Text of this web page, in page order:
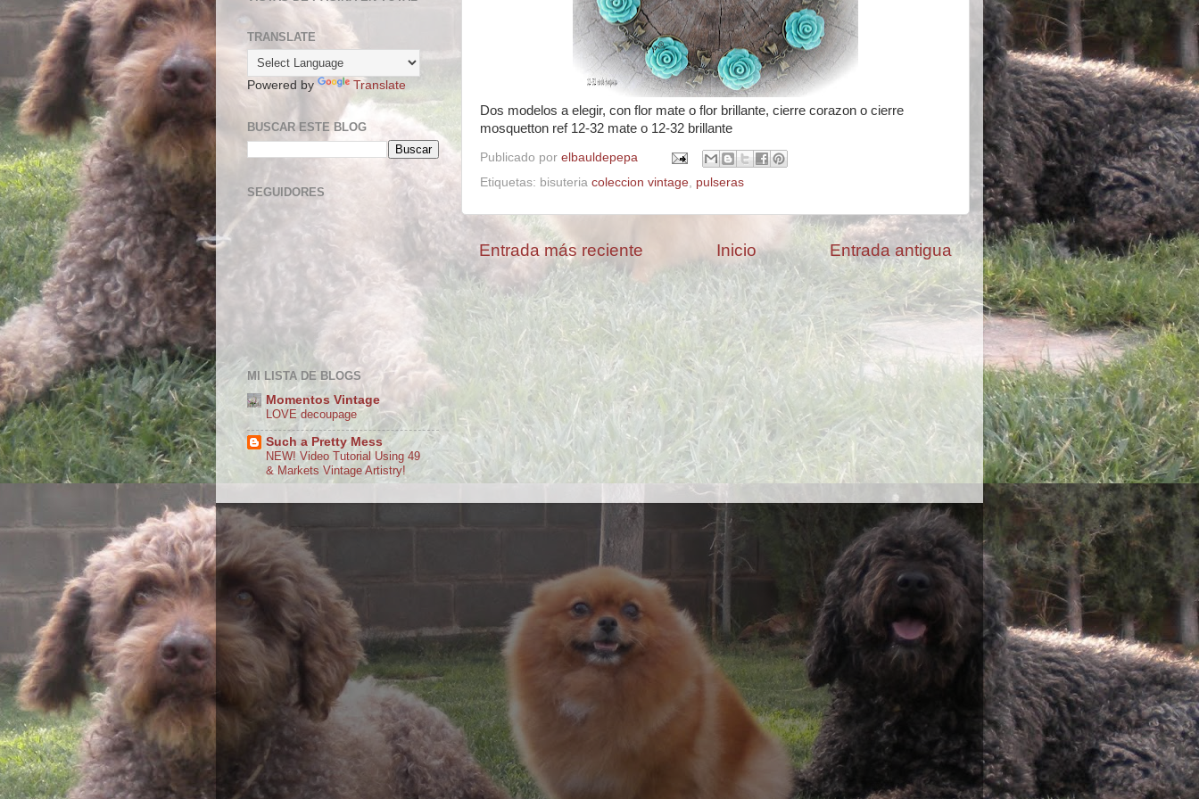
Dos modelos a elegir, con flor mate o flor brillante, cierre corazon o cierre
mosquetton ref 12-32 mate o 12-32 brillante
Publicado por elbauldepepa
Etiquetas: bisuteria coleccion vintage pulseras
Entrada más reciente Entrada antigua
Inicio
TRANSLATE
Powered by Translate
BUSCAR ESTE BLOG
SEGUIDORES
MI LISTA DE BLOGS
Momentos Vintage
LOVE decoupage
Such a Pretty Mess
NEW! Video Tutorial Using 49
& Markets Vintage Artistry!